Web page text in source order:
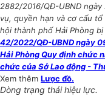
2882/2016/QĐ-UBND
vụ, quyền hạn và cơ cấu
hội thành phố Hải Phòng
42/2022/QĐ-UBND ngày
Hải Phòng Quy định chức
chức của Sở Lao động -
Xem thêm Lược đồ.
Dòng trạng thái hiệu lực.